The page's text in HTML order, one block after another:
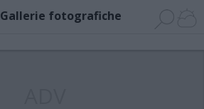
Gallerie fotografiche